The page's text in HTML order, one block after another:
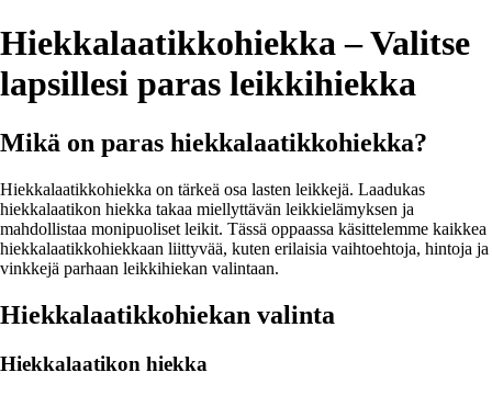
Hiekkalaatikkohiekka – Valitse
lapsillesi paras leikkihiekka
Mikä on paras hiekkalaatikkohiekka?
Hiekkalaatikkohiekka on tärkeä osa lasten leikkejä. Laadukas
hiekkalaatikon hiekka takaa miellyttävän leikkielämyksen ja
mahdollistaa monipuoliset leikit. Tässä oppaassa käsittelemme kaikkea
hiekkalaatikkohiekkaan liittyvää, kuten erilaisia vaihtoehtoja, hintoja ja
vinkkejä parhaan leikkihiekan valintaan.
Hiekkalaatikkohiekan valinta
Hiekkalaatikon hiekka